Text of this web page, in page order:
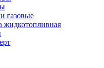
газовые
жидкотопливная